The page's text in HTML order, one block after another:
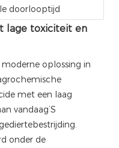
doorlooptijd
lage toxiciteit en
oplossing in
met een laag
vandaag’S
onder de